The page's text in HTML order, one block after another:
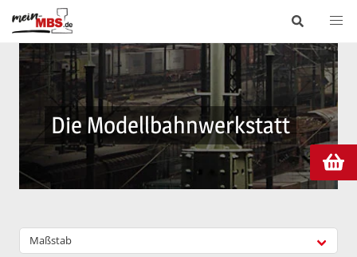
Die Modellbahnwerkstatt
Maßstab